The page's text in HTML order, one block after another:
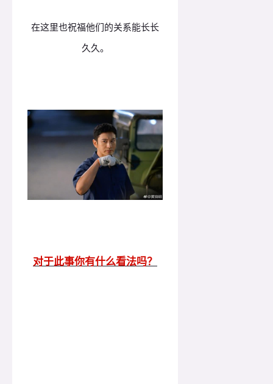
在这里也祝福他们的关系能长长
久久。
对于此事你有什么看法吗？